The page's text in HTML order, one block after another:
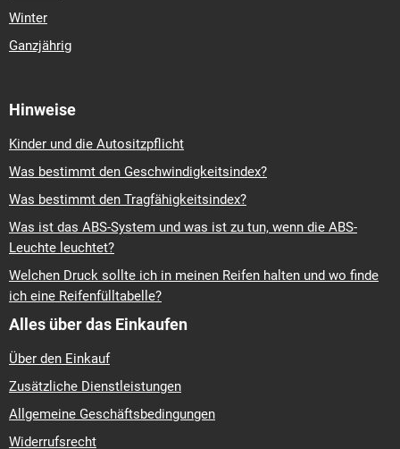
Winter
Ganzjährig
Hinweise
Kinder und die Autositzpflicht
Was bestimmt den Geschwindigkeitsindex?
Was bestimmt den Tragfähigkeitsindex?
Was ist das ABS-System und was ist zu tun, wenn die ABS-
Leuchte leuchtet?
Welchen Druck sollte ich in meinen Reifen halten und wo finde
ich eine Reifenfülltabelle?
Alles über das Einkaufen
Über den Einkauf
Zusätzliche Dienstleistungen
Allgemeine Geschäftsbedingungen
Widerrufsrecht